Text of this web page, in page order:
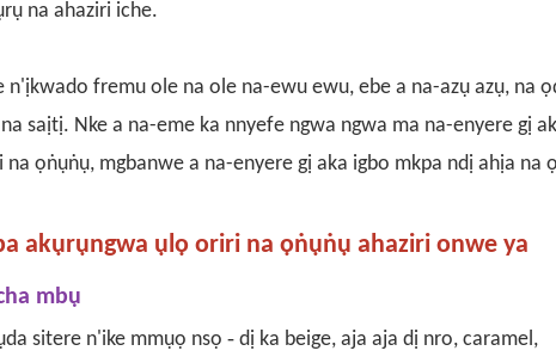
na ahaziri iche.
n'ịkwado fremu ole na ole na-ewu ewu, ebe a na-azụ azụ, na
saịtị. Nke a na-eme ka nnyefe ngwa ngwa ma na-enyere gị
ọṅụṅụ, mgbanwe a na-enyere gị aka igbo mkpa ndị ahịa na
akụrụngwa ụlọ oriri na ọṅụṅụ ahaziri onwe ya
mbụ
sitere n'ike mmụọ nsọ - dị ka beige, aja aja dị nro, caramel,